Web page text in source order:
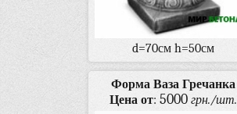
d=70см h=50см
Форма Ваза Гречанка
Цена от: 5000 грн./шт.